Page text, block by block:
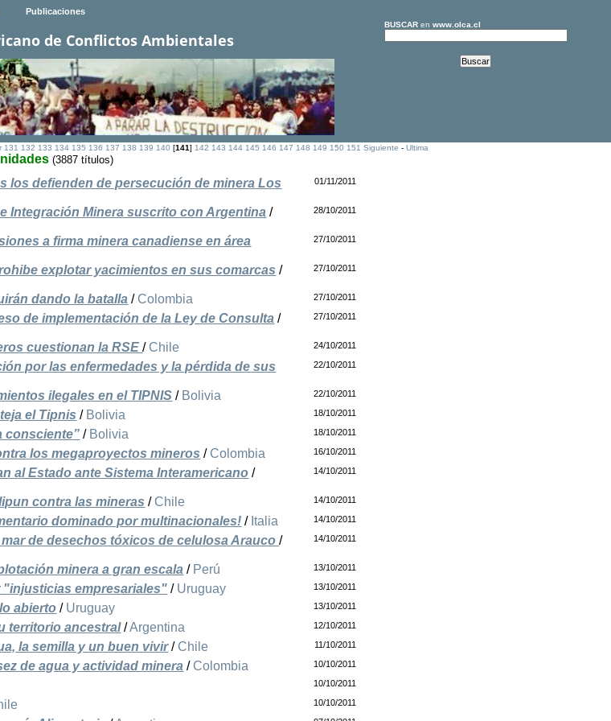
Publicaciones
de Conflictos Ambientales
BUSCARen www.olca.cl
131 132 133 134 135 136 137 138 139 140 [141] 142 143 144 145 146 147 148 149 150 151 Siguiente - Ultima
(3887 títulos)
los defienden de persecución de minera Los
01/11/2011
Integración Minera suscrito con Argentina /
28/10/2011
a firma minera canadiense en área
27/10/2011
explotar yacimientos en sus comarcas /
27/10/2011
dando la batalla / Colombia 27/10/2011
de implementación de la Ley de Consulta /
27/10/2011
cuestionan la RSE/ Chile 24/10/2011
por las enfermedades y la pérdida de sus
22/10/2011
ilegales en el TIPNIS / Bolivia 22/10/2011
el Tipnis / Bolivia 18/10/2011
consciente” / Bolivia 18/10/2011
los megaproyectos mineros / Colombia 16/10/2011
al Estado ante Sistema Interamericano /
14/10/2011
contra las mineras / Chile 14/10/2011
dominado por multinacionales! / Italia 14/10/2011
de desechos tóxicos de celulosa Arauco/
14/10/2011
minera a gran escala / Perú 13/10/2011
empresariales" / Uruguay 13/10/2011
abierto / Uruguay 13/10/2011
territorio ancestral/Argentina 12/10/2011
la semilla y un buen vivir/ Chile 11/10/2011
de agua y actividad minera / Colombia 10/10/2011
10/10/2011
10/10/2011